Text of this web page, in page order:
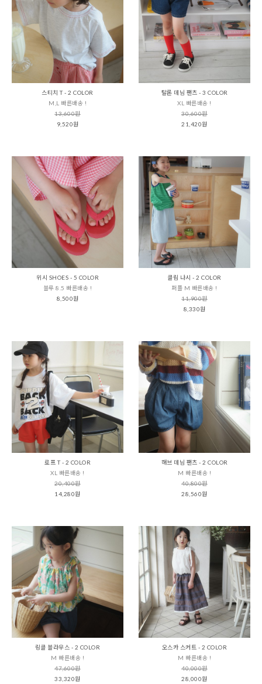
스티치 T - 2 COLOR
M,L 빠른배송 !
13,600원
9,520원
탈론 데님 팬츠 - 3 COLOR
XL 빠른배송 !
30,600원
21,420원
위시 SHOES - 5 COLOR
블루 8.5 빠른배송 !
8,500원
클림 나시 - 2 COLOR
퍼플 M 빠른배송 !
11,900원
8,330원
로프 T - 2 COLOR
XL 빠른배송 !
20,400원
14,280원
해브 데님 팬츠 - 2 COLOR
M 빠른배송 !
40,800원
28,560원
링클 블라우스 - 2 COLOR
M 빠른배송 !
47,600원
33,320원
오스카 스커트 - 2 COLOR
M 빠른배송 !
40,000원
28,000원